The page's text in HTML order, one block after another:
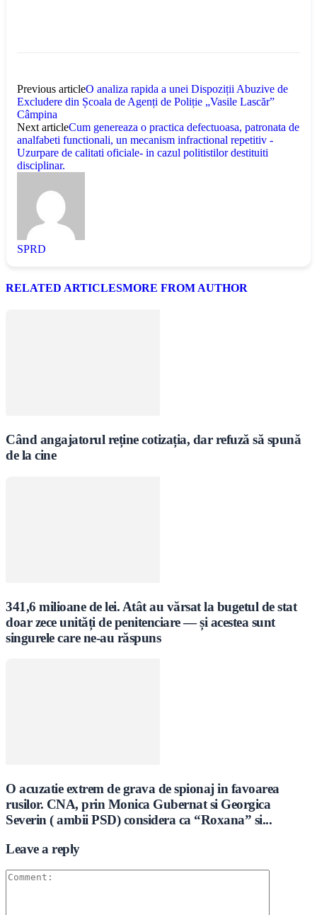
Previous articleO analiza rapida a unei Dispoziții Abuzive de
Excludere din Școala de Agenți de Poliție „Vasile Lascăr”
Câmpina
Next articleCum genereaza o practica defectuoasa, patronata de
analfabeti functionali, un mecanism infractional repetitiv -
Uzurpare de calitati oficiale- in cazul politistilor destituiti
disciplinar.
SPRD
RELATED ARTICLESMORE FROM AUTHOR
Când angajatorul reține cotizația, dar refuză să spună
de la cine
341,6 milioane de lei. Atât au vărsat la bugetul de stat
doar zece unități de penitenciare — și acestea sunt
singurele care ne-au răspuns
O acuzatie extrem de grava de spionaj in favoarea
rusilor. CNA, prin Monica Gubernat si Georgica
Severin ( ambii PSD) considera ca “Roxana” si...
Leave a reply